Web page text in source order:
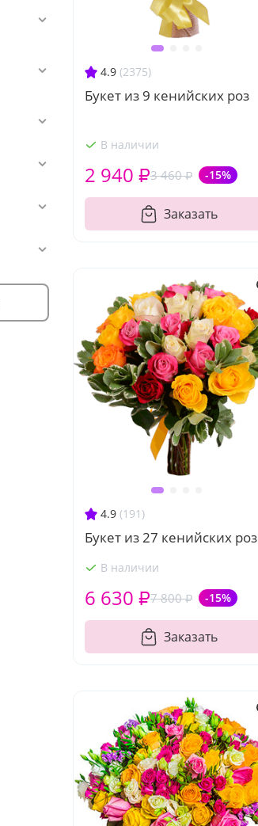
4.9 (2375)
Букет из 9 кенийских роз
В наличии
3 460 ₽ -15%
2 940 ₽
Заказать
4.9 (191)
Букет из 27 кенийских роз
В наличии
7 800 ₽ -15%
6 630 ₽
Заказать